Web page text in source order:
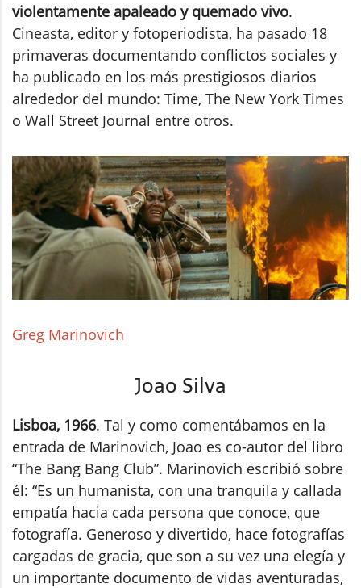
violentamente apaleado y quemado vivo.
Cineasta, editor y fotoperiodista, ha pasado 18
primaveras documentando conflictos sociales y
ha publicado en los más prestigiosos diarios
alrededor del mundo: Time, The New York Times
o Wall Street Journal entre otros.
Greg Marinovich
Joao Silva
Lisboa, 1966. Tal y como comentábamos en la
entrada de Marinovich, Joao es co-autor del libro
“The Bang Bang Club”. Marinovich escribió sobre
él: “Es un humanista, con una tranquila y callada
empatía hacia cada persona que conoce, que
fotografía. Generoso y divertido, hace fotografías
cargadas de gracia, que son a su vez una elegía y
un importante documento de vidas aventuradas,